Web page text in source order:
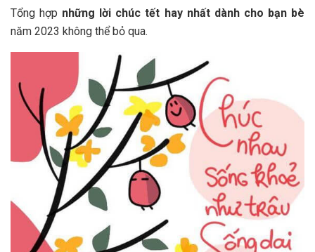
Tổng hợp những lời chúc tết hay nhất dành cho bạn bè
năm 2023 không thể bỏ qua.